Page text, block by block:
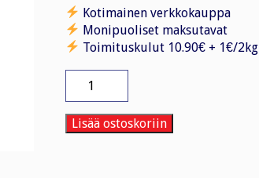
Kotimainen verkkokauppa
Monipuoliset maksutavat
Toimituskulut 10.90€ + 1€/2kg
Ruuvikiin.
BCS
18-
22/50kpl,VA
Lisää ostoskoriin